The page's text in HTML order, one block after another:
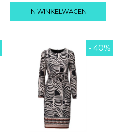
IN WINKELWAGEN
- 40%